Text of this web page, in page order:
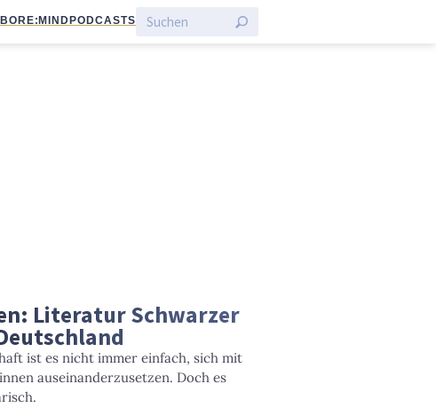
RE:MIND PODCASTS
Literatur Schwarzer
ist es nicht immer einfach, sich mit
auseinanderzusetzen. Doch es